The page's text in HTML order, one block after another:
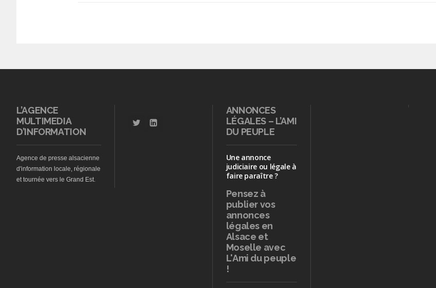
L’AGENCE
MULTIMEDIA
D’INFORMATION
Agence de presse alsacienne
d'information locale, régionale
et tournée vers le Grand Est.
ANNONCES
LÉGALES – L’AMI
DU PEUPLE
Une annonce
judiciaire ou légale à
faire paraître ?
Pensez à
publiervos
annonces
légales en
Alsace et
Moselle avec
L'Ami du peuple
!